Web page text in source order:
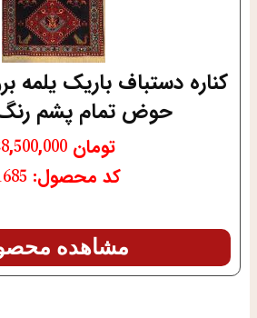
کناره دستباف باریک
حوض تمام پشم
تومان 28,500,000
کد محصول: 41685
مشاهده